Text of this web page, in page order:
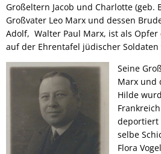
Großeltern Jacob und Charlotte (geb.
Großvater Leo Marx und dessen
Adolf, Walter Paul Marx, ist als Opfer
auf der Ehrentafel jüdischer Soldaten
Seine
Marx und
Hilde
deportiert
selbe
Flora